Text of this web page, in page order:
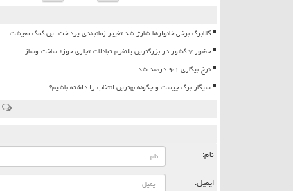
کالابرگ برخی خانوارها شارژ شد تغییر زمانبندی پرداخت این کمک معیشت
حضور ۷ کشور در بزرگترین پلتفرم تبادلات تجاری حوزه ساخت وساز
نرخ بیکاری ۹،۱ درصد شد
سیگار برگ چیست و چگونه بهترین انتخاب را داشته باشیم؟
نام:
ایمیل: